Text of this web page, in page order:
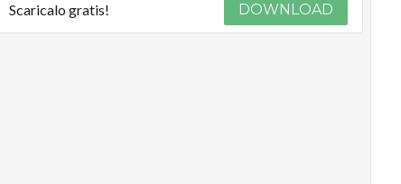
Scaricalo gratis! DOWNLOAD